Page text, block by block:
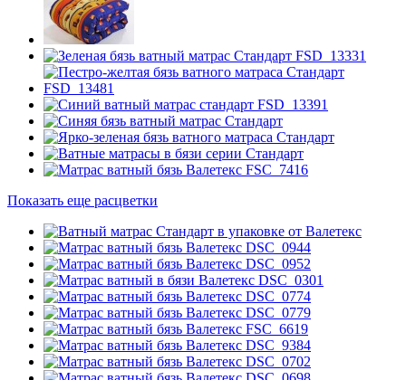
Показать еще расцветки